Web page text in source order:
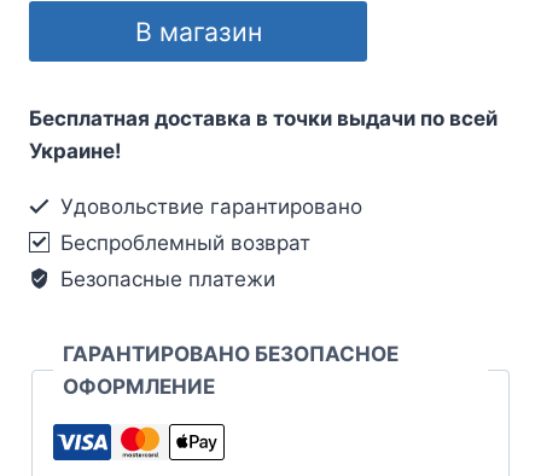
В магазин
Бесплатная доставка в точки выдачи по всей
Украине!
Удовольствие гарантировано
Беспроблемный возврат
Безопасные платежи
ГАРАНТИРОВАНО БЕЗОПАСНОЕ
ОФОРМЛЕНИЕ